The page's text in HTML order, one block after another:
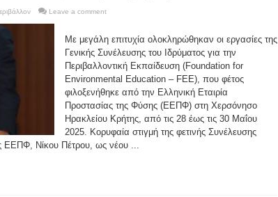
Leave a comment
Με μεγάλη επιτυχία ολοκληρώθηκαν οι εργασίες της
Γενικής Συνέλευσης του Ιδρύματος για την
Περιβαλλοντική Εκπαίδευση (Foundation for
Environmental Education – FEE), που φέτος
φιλοξενήθηκε από την Ελληνική Εταιρία
Προστασίας της Φύσης (ΕΕΠΦ) στη Χερσόνησο
Ηρακλείου Κρήτης, από τις 28 έως τις 30 Μαΐου
2025. Κορυφαία στιγμή της φετινής Συνέλευσης
ΕΕΠΦ, Νίκου Πέτρου, ως νέου ...